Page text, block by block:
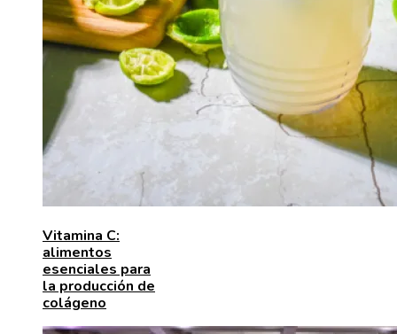
Vitamina C:
alimentos
esenciales para
la producción de
colágeno